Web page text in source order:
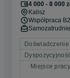
4 000 - 8 000
Kalisz
Współpraca
Miejsce